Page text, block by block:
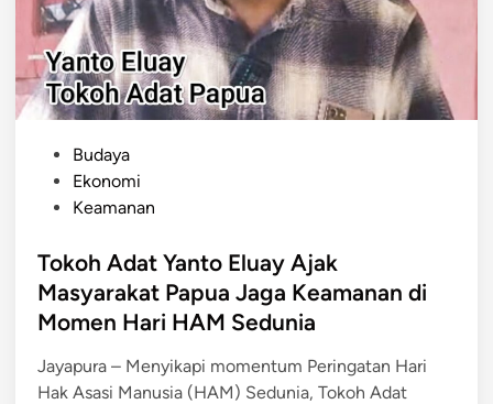
m
b
e
r
,
a
K
o
t
a
e
d
i
Budaya
Ekonomi
Keamanan
Tokoh Adat Yanto Eluay Ajak
Masyarakat Papua Jaga Keamanan di
Momen Hari HAM Sedunia
Jayapura – Menyikapi momentum Peringatan Hari
Hak Asasi Manusia (HAM) Sedunia, Tokoh Adat